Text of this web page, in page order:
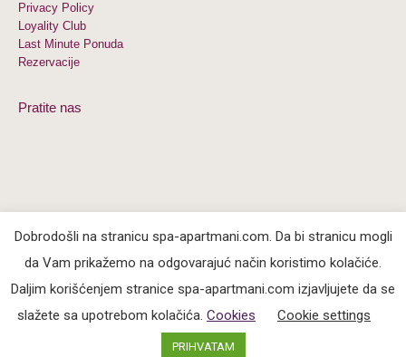
Privacy Policy
Loyality Club
Last Minute Ponuda
Rezervacije
Pratite nas
© 2020 Spa Secret Beograd. Svi podaci uključujući fotografije koji se
nalaze na sajtu su informativnog karaktera i kao takvi mogu odstupati
od aktuelnog stanja.
Dobrodošli na stranicu spa-apartmani.com. Da bi stranicu mogli
da Vam prikažemo na odgovarajuć način koristimo kolačiće.
Daljim korišćenjem stranice spa-apartmani.com izjavljujete da se
slažete sa upotrebom kolačića. Cookies Cookie settings
PRIHVATAM